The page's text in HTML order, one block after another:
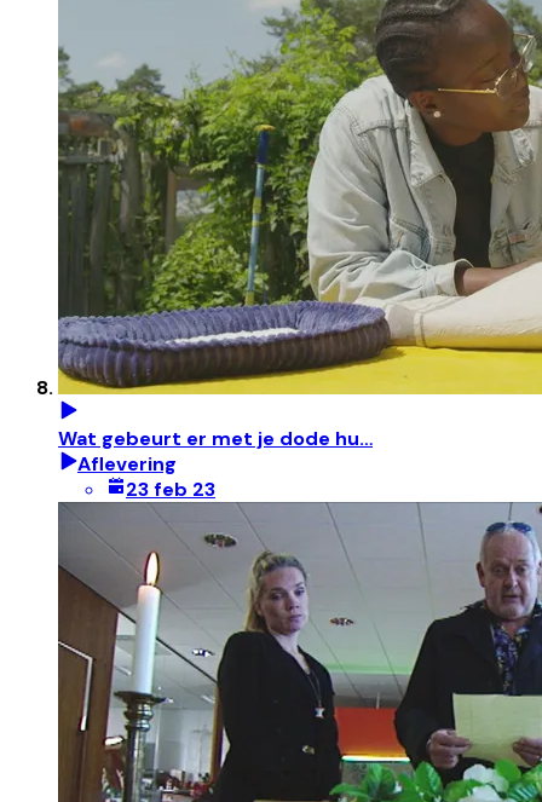
Wat gebeurt er met je dode hu…
Aflevering
23 feb 23